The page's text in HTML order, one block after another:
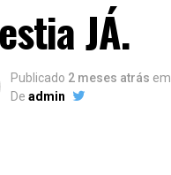
JÁ.
Publicado 2 meses atrás em
De admin